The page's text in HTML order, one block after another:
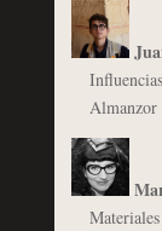
Almanzor